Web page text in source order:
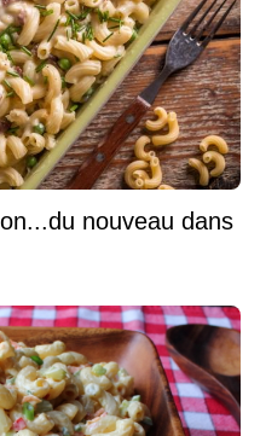
nouveau dans